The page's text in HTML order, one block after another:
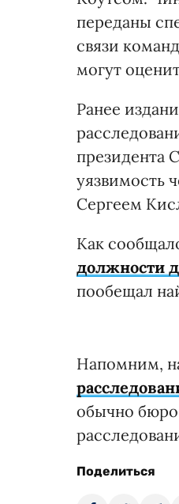
переданы
связи
могут
Ранее
президента
уязвимость
Сергеем
Как
должности
пообещал
Напомним,
обычно бюро
Поделиться